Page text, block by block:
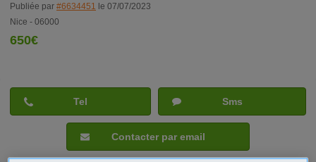
Publiée par #6634451 le 07/07/2023
Nice - 06000
650€
Tel Sms
Contacter par email